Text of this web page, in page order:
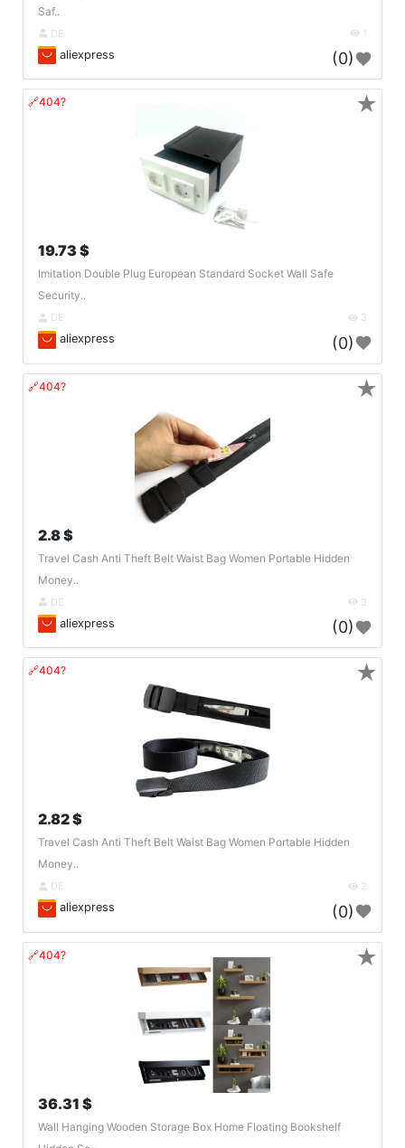
Saf..
DE 1
aliexpress (0)
🔗404?
19.73 $
Imitation Double Plug European Standard Socket Wall Safe
Security..
DE 3
aliexpress (0)
★
🔗404?
2.8 $
Travel Cash Anti Theft Belt Waist Bag Women Portable Hidden
Money..
DE 3
aliexpress (0)
★
🔗404?
2.82 $
Travel Cash Anti Theft Belt Waist Bag Women Portable Hidden
Money..
DE 2
aliexpress (0)
★
🔗404?
36.31 $
Wall Hanging Wooden Storage Box Home Floating Bookshelf
★